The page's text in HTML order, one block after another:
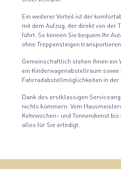
Ein weiterer Vorteil ist der
mit dem Aufzug, der direkt von der
führt. So können Sie bequem Ihr
ohne Treppensteigen
Gemeinschaftlich stehen Ihnen ein
ein Kinderwagenabstellraum sowie
Fahrradabstellmöglichkeiten in der
Dank des erstklassigen
nichts kümmern: Vom
Kehrwochen- und Tonnendienst
alles für Sie erledigt.
Projektansicht